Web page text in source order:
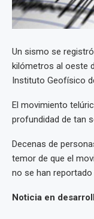
Un sismo se
kilómetros al oeste
Instituto Geofísico
El movimiento
profundidad de tan
Decenas de
temor de que el
no se han
Noticia en